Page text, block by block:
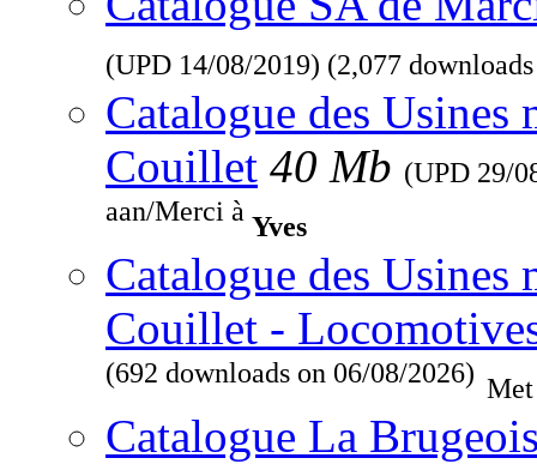
(UPD 14/08/2019) (2,077
Catalogue des
Couillet 40 Mb (UPD 29/
aan/Merci à Yves
Catalogue des
Couillet -
(692 downloads on 06/08/2026)
Catalogue La